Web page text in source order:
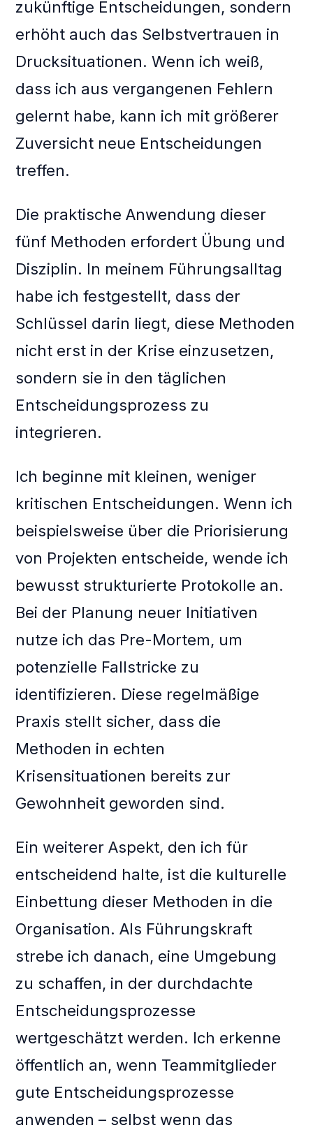
zukünftige Entscheidungen, sondern
erhöht auch das Selbstvertrauen in
Drucksituationen. Wenn ich weiß,
dass ich aus vergangenen Fehlern
gelernt habe, kann ich mit größerer
Zuversicht neue Entscheidungen
treffen.
Die praktische Anwendung dieser
fünf Methoden erfordert Übung und
Disziplin. In meinem Führungsalltag
habe ich festgestellt, dass der
Schlüssel darin liegt, diese Methoden
nicht erst in der Krise einzusetzen,
sondern sie in den täglichen
Entscheidungsprozess zu
integrieren.
Ich beginne mit kleinen, weniger
kritischen Entscheidungen. Wenn ich
beispielsweise über die Priorisierung
von Projekten entscheide, wende ich
bewusst strukturierte Protokolle an.
Bei der Planung neuer Initiativen
nutze ich das Pre-Mortem, um
potenzielle Fallstricke zu
identifizieren. Diese regelmäßige
Praxis stellt sicher, dass die
Methoden in echten
Krisensituationen bereits zur
Gewohnheit geworden sind.
Ein weiterer Aspekt, den ich für
entscheidend halte, ist die kulturelle
Einbettung dieser Methoden in die
Organisation. Als Führungskraft
strebe ich danach, eine Umgebung
zu schaffen, in der durchdachte
Entscheidungsprozesse
wertgeschätzt werden. Ich erkenne
öffentlich an, wenn Teammitglieder
gute Entscheidungsprozesse
anwenden – selbst wenn das